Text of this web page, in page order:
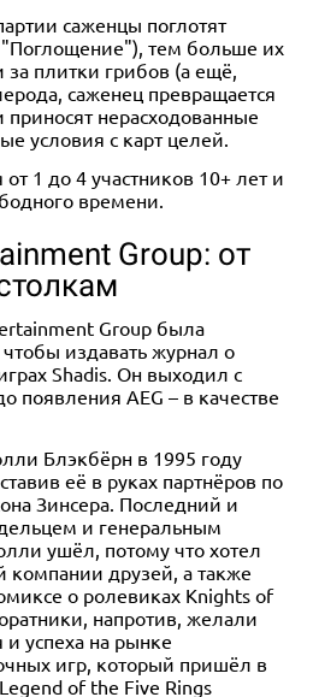
саженцы поглотят
тем больше их
за плитки грибов (а ещё,
саженец превращается
нерасходованные
условия с карт целей.
1 до 4 участников 10+ лет и
времени.
Group: от
Group была
издавать журнал о
Shadis. Он выходил с
появления AEG – в качестве
Блэкбёрн в 1995 году
её в руках партнёров по
Зинсера. Последний и
и генеральным
ушёл, потому что хотел
компании друзей, а также
о ролевиках Knights of
напротив, желали
успеха на рынке
игр, который пришёл в
of the Five Rings